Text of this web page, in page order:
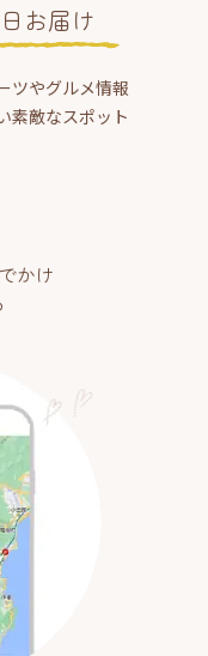
お届け
ツやグルメ情報
素敵なスポット
かけ